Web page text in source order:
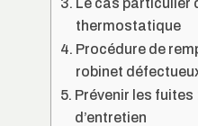
Le cas particulier
thermostatique
Procédure de
robinet
Prévenir les fuites
d’entretien